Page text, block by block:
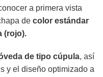
a primera vista
de color estándar
(rojo).
de tipo cúpula, así
y el diseño optimizado a